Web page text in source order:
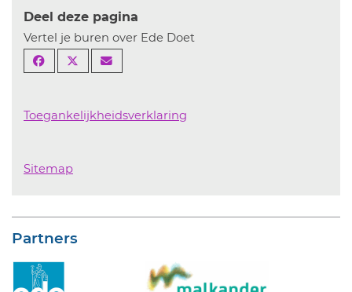
Deel deze pagina
Vertel je buren over Ede Doet
Toegankelijkheidsverklaring
Sitemap
Partners